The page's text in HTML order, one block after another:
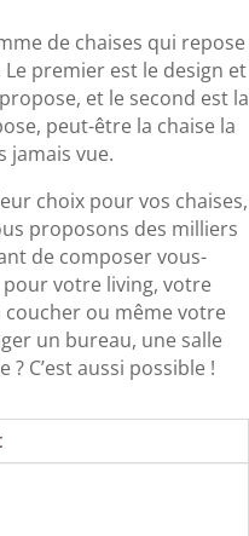
de chaises qui repose
premier est le design et
et le second est la
peut-être la chaise la
jamais vue.
choix pour vos chaises,
proposons des milliers
de composer vous-
votre living, votre
coucher ou même votre
un bureau, une salle
C’est aussi possible !